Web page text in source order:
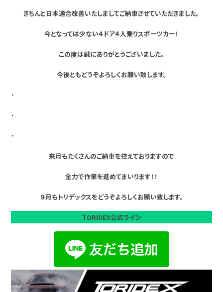
きちんと日本適合改善いたしましてご納車させていただきました。
今となっては少ない４ドア４人乗りスポーツカー！
この度は誠にありがとうございました。
今後ともどうぞよろしくお願い致します。
・
・
・
来月もたくさんのご納車を控えておりますので
全力で作業を進めてまいります！！
９月もトリデックスをどうぞよろしくお願い致します。
TORIDEX公式ライン